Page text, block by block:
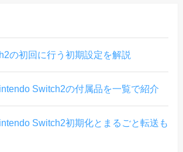
の初回に行う初期設定を解説
Switch2の付属品を一覧で紹介
Switch2初期化とまるごと転送も